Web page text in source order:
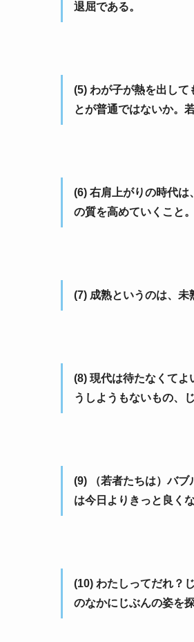
退屈である。
(5) わが子が熱を出して
とが普通ではないか。
(6) 右肩上がりの時代
の質を高めていくこと
(7) 成熟というのは、未
(8) 現代は待たなくて
うしようもないもの、
(9) （若者たちは）バブ
は今日よりきっと良く
(10) わたしってだれ？
のなかにじぶんの姿を探